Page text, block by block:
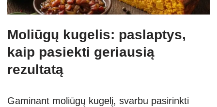
Moliūgų kugelis: paslaptys,
kaip pasiekti geriausią
rezultatą
Gaminant moliūgų kugelį, svarbu pasirinkti